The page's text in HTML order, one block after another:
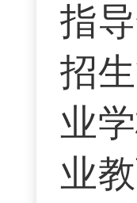
指
招
业
业